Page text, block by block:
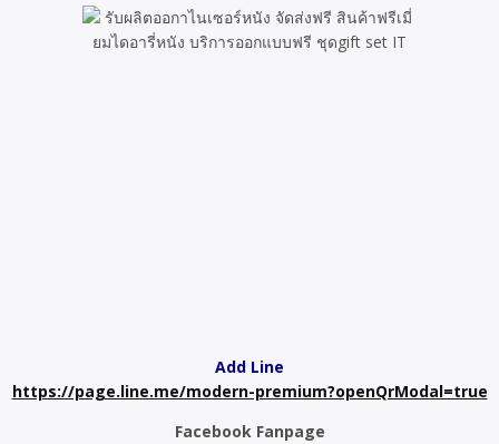
Add Line
https://page.line.me/modern-premium?openQrModal=true
Facebook Fanpage